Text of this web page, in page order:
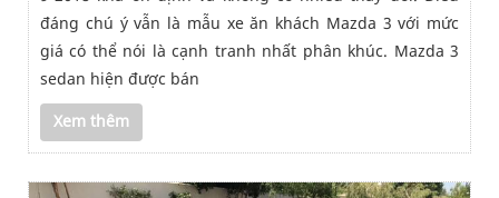
đáng chú ý vẫn là mẫu xe ăn khách Mazda 3 với mức
giá có thể nói là cạnh tranh nhất phân khúc. Mazda 3
sedan hiện được bán
Xem thêm